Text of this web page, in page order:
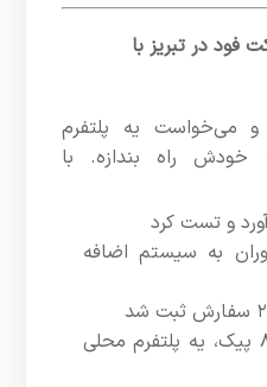
فود در تبریز با
می‌خواست یه پلتفرم
راه بندازه. با
و تست کرد
روز، ۷ رستوران به سیستم اضافه
حالا با ۳۲ رستوران و ۸ پیک، یه پلتفرم محلی